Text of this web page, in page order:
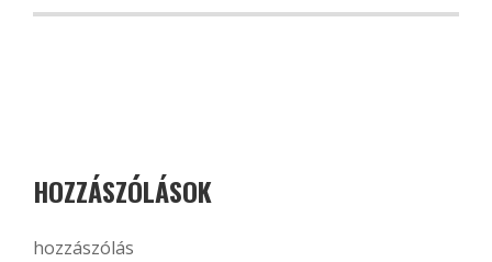
HOZZÁSZÓLÁSOK
hozzászólás